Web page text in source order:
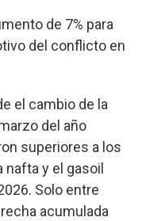
de 7% para
del conflicto en
el cambio de la
del año
superiores a los
y el gasoil
Solo entre
acumulada